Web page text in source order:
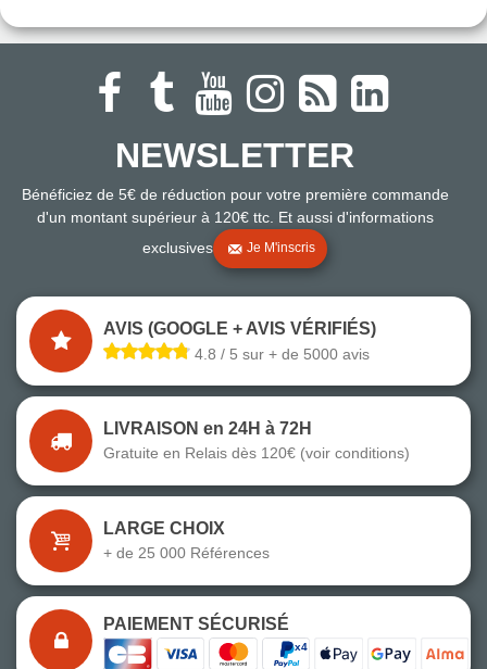
NEWSLETTER
Bénéficiez de 5€ de réduction pour votre première commande
d'un montant supérieur à 120€ ttc. Et aussi d'informations
exclusives
Je M'inscris
AVIS (GOOGLE + AVIS VÉRIFIÉS)
4.8 / 5 sur + de 5000 avis
LIVRAISON en 24H à 72H
Gratuite en Relais dès 120€ (voir conditions)
LARGE CHOIX
+ de 25 000 Références
PAIEMENT SÉCURISÉ